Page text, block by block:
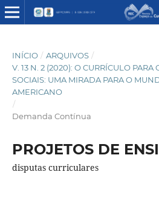
INÍCIO / ARQUIVOS /
V. 13 N. 2 (2020): O CURRÍCULO
SOCIAIS: UMA MIRADA PARA O
AMERICANO
/
Demanda Contínua
PROJETOS DE
disputas curriculares